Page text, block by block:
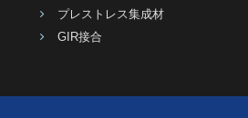
プレストレス集成材
GIR接合